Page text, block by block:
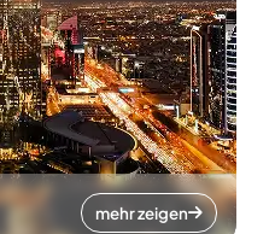
mehr zeigen